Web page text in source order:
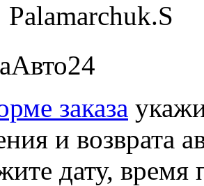
Palamarchuk.S
заказа
и возврата
дату, время